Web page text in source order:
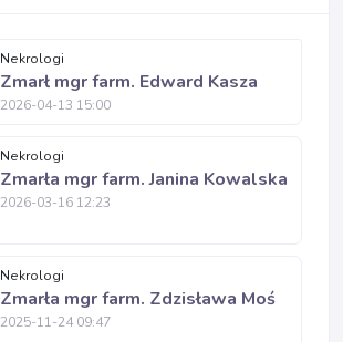
Nekrologi
Zmarł mgr farm. Edward Kasza
2026-04-13 15:00
Nekrologi
Zmarła mgr farm. Janina Kowalska
2026-03-16 12:23
Nekrologi
Zmarła mgr farm. Zdzisława Moś
2025-11-24 09:47